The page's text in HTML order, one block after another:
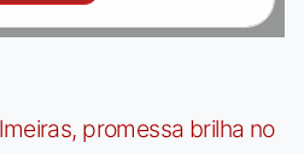
promessa brilha no